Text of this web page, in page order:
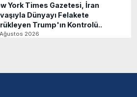
York Times Gazetesi, İran
Dünyayı Felakete
Trump'ın Kontrolü..
2026